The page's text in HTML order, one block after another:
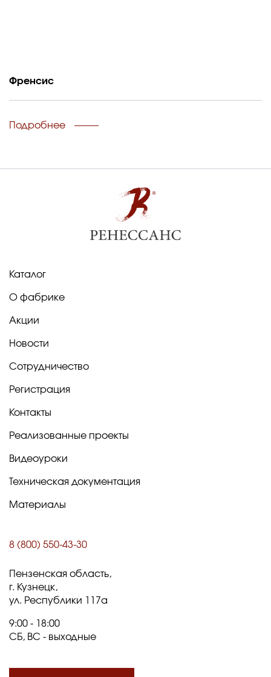
Френсис
Подробнее
Каталог
О фабрике
Акции
Новости
Сотрудничество
Регистрация
Контакты
Реализованные проекты
Видеоуроки
Техническая документация
Материалы
8 (800) 550-43-30
Пензенская область,
г. Кузнецк,
ул. Республики 117а
9:00 - 18:00
СБ, ВС - выходные